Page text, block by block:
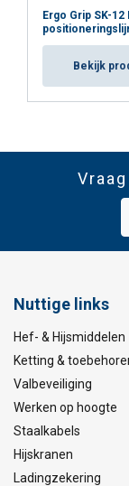
Ergo Grip SK-12
Bekijk
Nuttige links
Hef- & Hijsmiddelen
Ketting &
Valbeveiliging
Werken op hoogte
Staalkabels
Hijskranen
Ladingzekering